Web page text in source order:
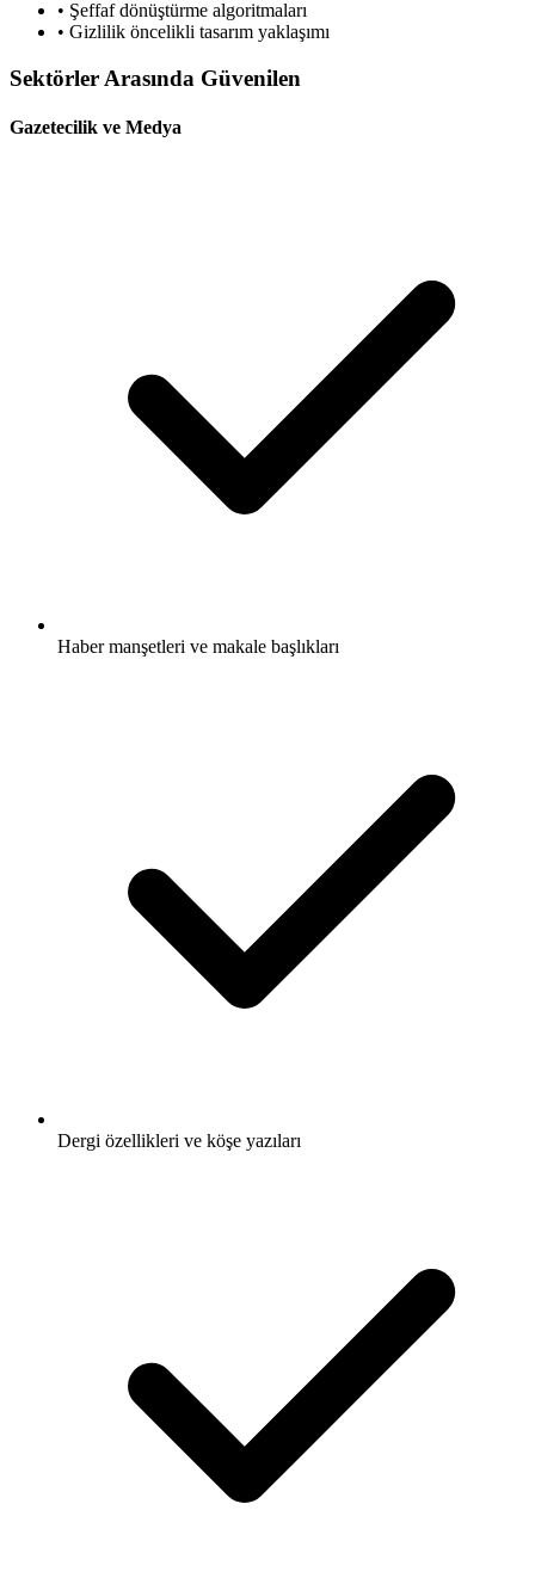
• Şeffaf dönüştürme algoritmaları
• Gizlilik öncelikli tasarım yaklaşımı
Sektörler Arasında Güvenilen
Gazetecilik ve Medya
Haber manşetleri ve makale başlıkları
Dergi özellikleri ve köşe yazıları